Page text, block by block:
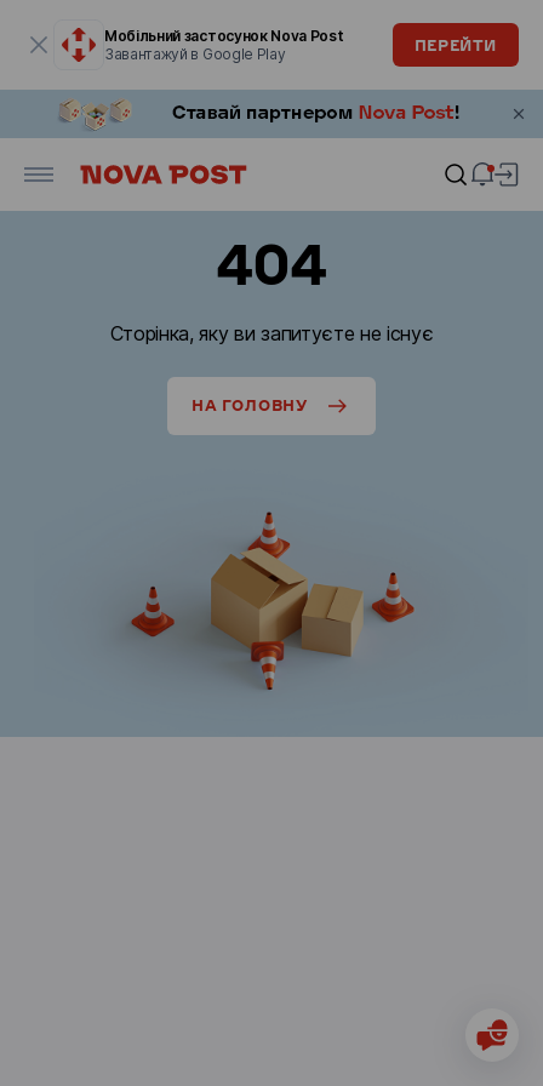
Мобільний застосунок Nova Post
Завантажуй в Google Play
ПЕРЕЙТИ
404
Сторінка, яку ви запитуєте не існує
НА ГОЛОВНУ